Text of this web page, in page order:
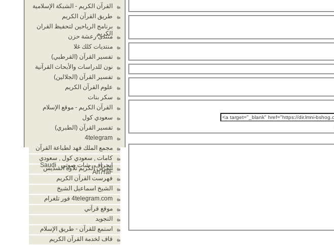
القرآن الكريم - الشبكة الإسلامية
طريق القرآن الكريم
برنامج الرياحين لتحفيظ القران
الكريم
منتدى رعشة حزن
منتديات كلك غلا
تفسير القرآن (القرطبي)
نون للدراسات والأبحاث القرآنية
تفسير القرآن (الجلالين)
علوم القرآن الكريم
سكر بنات
القرآن الكريم - موقع الإسلام
سعودي كول
تفسير القرآن (الطبري)
4telegram
مجمع الملك فهد لطباعة القرآن
كامات , سعودي كول , سعودي
انحراف , شات صوتي , Saudi
An7raF
القرآن الكريم تلاوة السديس
فهرست القرآن الكريم
الشيخ اسماعيل الشيخ
4telegram.com فور تلغرام
موقع قرآني
التجويد
استمع للقرآن - طريق الإسلام
قاف لخدمة القرآن الكريم